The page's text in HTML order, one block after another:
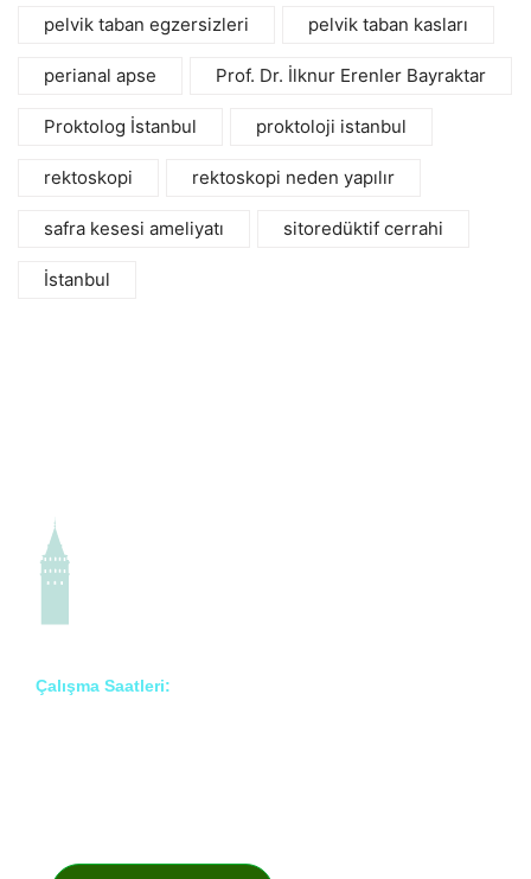
pelvik taban egzersizleri pelvik taban kasları
perianal apse Prof. Dr. İlknur Erenler Bayraktar
Proktolog İstanbul proktoloji istanbul
rektoskopi rektoskopi neden yapılır
safra kesesi ameliyatı sitoredüktif cerrahi
İstanbul
Çalışma Saatleri: